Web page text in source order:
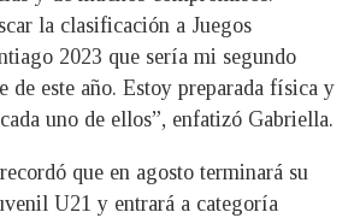
la clasificación a Juegos
2023 que sería mi segundo
de este año. Estoy preparada física y
uno de ellos”, enfatizó Gabriella.
que en agosto terminará su
U21 y entrará a categoría